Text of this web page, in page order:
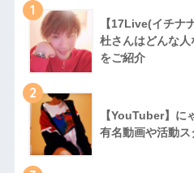
1
【17Live(イチナ
杜さんはどんな
をご紹介
2
【YouTuber】に
有名動画や活動